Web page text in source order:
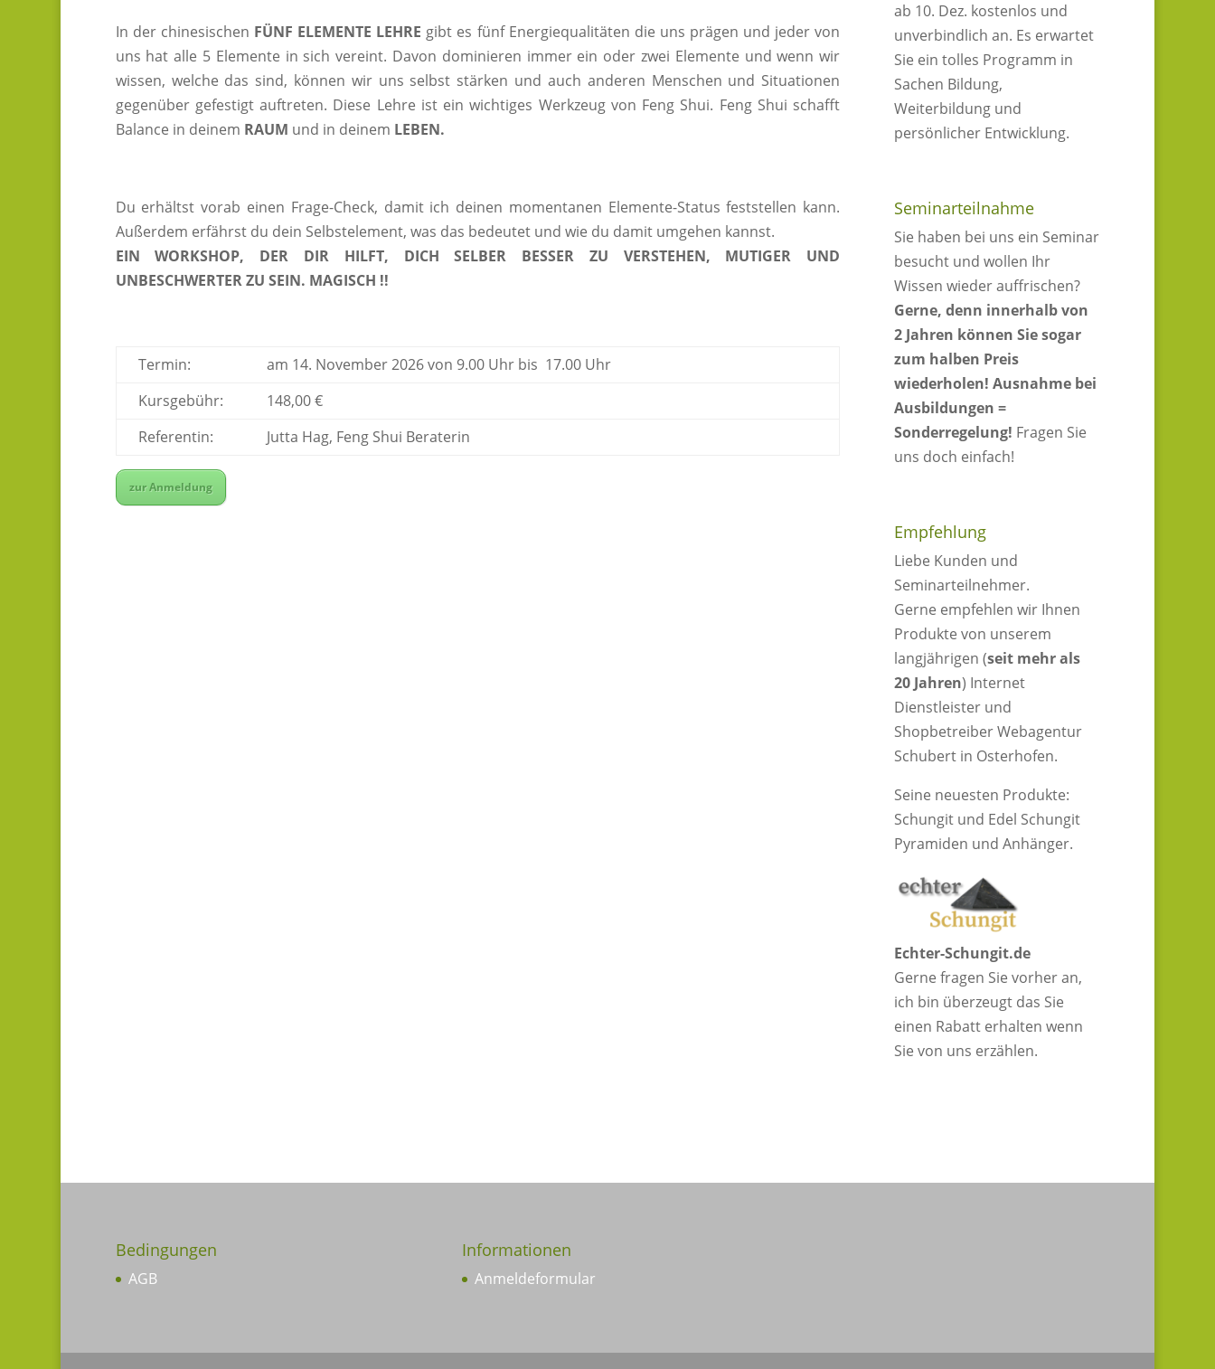
In der chinesischen FÜNF ELEMENTE LEHRE gibt es fünf Energiequalitäten die uns prägen und jeder von
uns hat alle 5 Elemente in sich vereint. Davon dominieren immer ein oder zwei Elemente und wenn wir
wissen, welche das sind, können wir uns selbst stärken und auch anderen Menschen und Situationen
gegenüber gefestigt auftreten. Diese Lehre ist ein wichtiges Werkzeug von Feng Shui. Feng Shui schafft
Balance in deinem RAUM und in deinem LEBEN.
Du erhältst vorab einen Frage-Check, damit ich deinen momentanen Elemente-Status feststellen kann.
Außerdem erfährst du dein Selbstelement, was das bedeutet und wie du damit umgehen kannst.
EIN WORKSHOP, DER DIR HILFT, DICH SELBER BESSER ZU VERSTEHEN, MUTIGER UND
UNBESCHWERTER ZU SEIN. MAGISCH !!
Termin:
am 14. November 2026 von 9.00 Uhr bis 17.00 Uhr
Kursgebühr:
148,00 €
Referentin:
Jutta Hag, Feng Shui Beraterin
zur Anmeldung
ab 10. Dez. kostenlos und
unverbindlich an. Es erwartet
Sie ein tolles Programm in
Sachen Bildung,
Weiterbildung und
persönlicher Entwicklung.
Seminarteilnahme
Sie haben bei uns ein Seminar
besucht und wollen Ihr
Wissen wieder auffrischen?
Gerne, denn innerhalb von
2 Jahren können Sie sogar
zum halben Preis
wiederholen! Ausnahme bei
Ausbildungen =
Sonderregelung! Fragen Sie
uns doch einfach!
Empfehlung
Liebe Kunden und
Seminarteilnehmer.
Gerne empfehlen wir Ihnen
Produkte von unserem
langjährigen (seit mehr als
20 Jahren) Internet
Dienstleister und
Shopbetreiber Webagentur
Schubert in Osterhofen.
Seine neuesten Produkte:
Schungit und Edel Schungit
Pyramiden und Anhänger.
Echter-Schungit.de
Gerne fragen Sie vorher an,
ich bin überzeugt das Sie
einen Rabatt erhalten wenn
Sie von uns erzählen.
Bedingungen
AGB
Informationen
Anmeldeformular